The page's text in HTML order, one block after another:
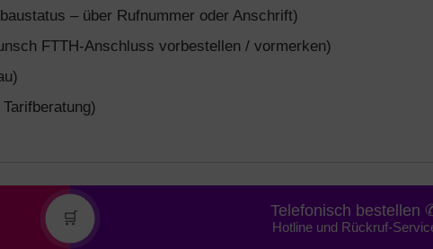
– über Rufnummer oder Anschrift)
FTTH-Anschluss vorbestellen / vormerken)
🛒 Telefonisch bestellen
Hotline und Rückruf-